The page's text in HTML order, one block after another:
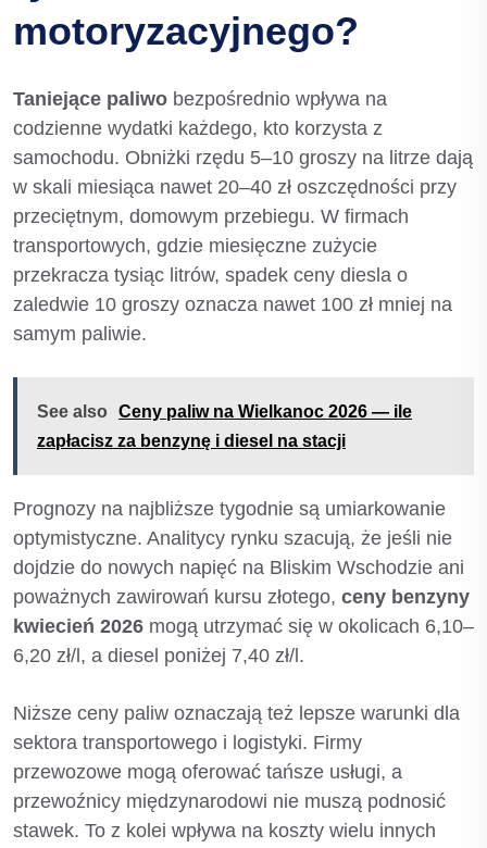
motoryzacyjnego?
Taniejące paliwo bezpośrednio wpływa na
codzienne wydatki każdego, kto korzysta z
samochodu. Obniżki rzędu 5–10 groszy na litrze dają
w skali miesiąca nawet 20–40 zł oszczędności przy
przeciętnym, domowym przebiegu. W firmach
transportowych, gdzie miesięczne zużycie
przekracza tysiąc litrów, spadek ceny diesla o
zaledwie 10 groszy oznacza nawet 100 zł mniej na
samym paliwie.
See also
Ceny paliw na Wielkanoc 2026 — ile
zapłacisz za benzynę i diesel na stacji
Prognozy na najbliższe tygodnie są umiarkowanie
optymistyczne. Analitycy rynku szacują, że jeśli nie
dojdzie do nowych napięć na Bliskim Wschodzie ani
poważnych zawirowań kursu złotego, ceny benzyny
kwiecień 2026 mogą utrzymać się w okolicach 6,10–
6,20 zł/l, a diesel poniżej 7,40 zł/l.
Niższe ceny paliw oznaczają też lepsze warunki dla
sektora transportowego i logistyki. Firmy
przewozowe mogą oferować tańsze usługi, a
przewoźnicy międzynarodowi nie muszą podnosić
stawek. To z kolei wpływa na koszty wielu innych